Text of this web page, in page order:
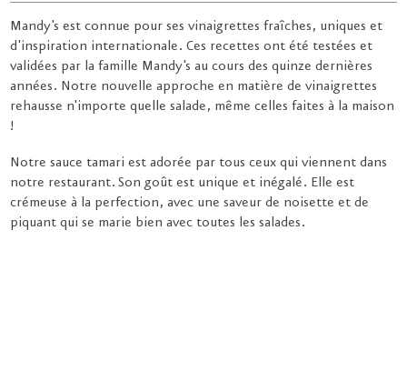
Mandy's est connue pour ses vinaigrettes fraîches, uniques et
d'inspiration internationale. Ces recettes ont été testées et
validées par la famille Mandy's au cours des quinze dernières
années. Notre nouvelle approche en matière de vinaigrettes
rehausse n'importe quelle salade, même celles faites à la maison
!
Notre sauce tamari est adorée par tous ceux qui viennent dans
notre restaurant. Son goût est unique et inégalé. Elle est
crémeuse à la perfection, avec une saveur de noisette et de
piquant qui se marie bien avec toutes les salades.